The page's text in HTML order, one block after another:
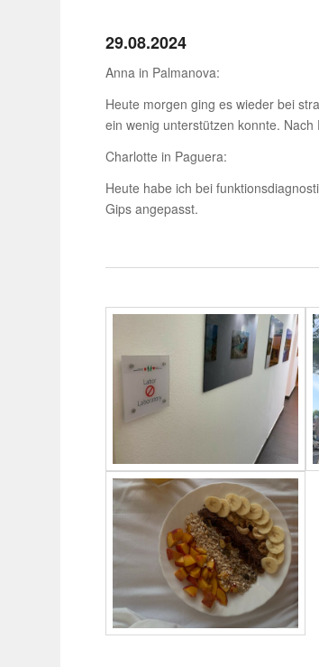
29.08.2024
Anna in Palmanova:
Heute morgen ging es wieder bei
ein wenig unter­stützen konnte.
Char­lotte in Paguera:
Heute habe ich bei
Gips angepasst.